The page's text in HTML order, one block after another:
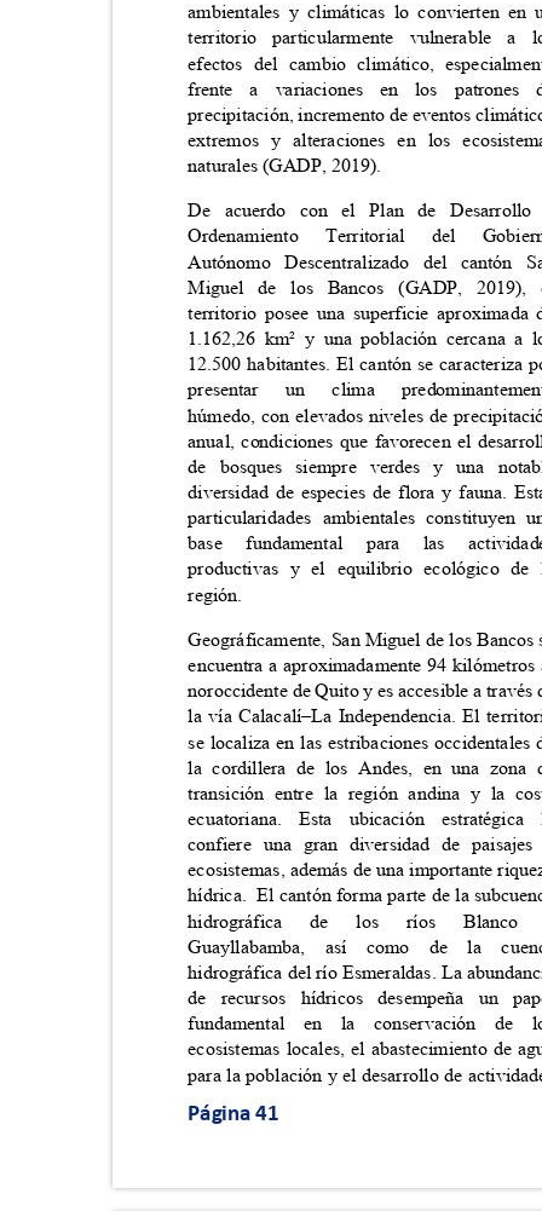
ambientales y climáticas lo convierten
territorio particularmente vulnerable
efectos del cambio climático,
frente a variaciones en los
precipitación, incremento de eventos
extremos y alteraciones en los
naturales (GADP, 2019).
De acuerdo con el Plan de
Ordenamiento Territorial del
Autónomo Descentralizado del
Miguel de los Bancos (GADP,
territorio posee una superficie
1.162,26 km² y una población cercana
12.500 habitantes. El cantón se caracteriza
presentar
un clima
húmedo, con elevados niveles de
anual, condiciones que favorecen el
de bosques siempre verdes y una
diversidad de especies de flora y fauna.
particularidades ambientales
base fundamental para las
productivas y el equilibrio ecológico
región.
Geográficamente, San Miguel de los
encuentra a aproximadamente 94
noroccidente de Quito y es accesible a
la vía Calacalí–La Independencia. El
se localiza en las estribaciones
la cordillera de los Andes, en una
transición entre la región andina y la
ecuatoriana. Esta ubicación
confiere una gran diversidad de
ecosistemas, además de una importante
hídrica. El cantón forma parte de la
hidrográfica de los ríos
Blanco
Guayllabamba, así como de la
hidrográfica del río Esmeraldas. La
de recursos hídricos desempeña un
fundamental en la conservación
ecosistemas locales, el abastecimiento de
para la población y el desarrollo de
Página 41